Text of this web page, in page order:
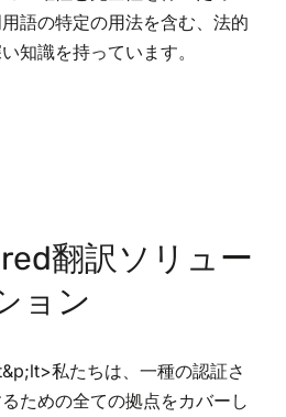
語の特定の用法を含む、法的
知識を持っています。
翻訳ソリュー
ョン
私たちは、一種の認証さ
ための全ての拠点をカバーし